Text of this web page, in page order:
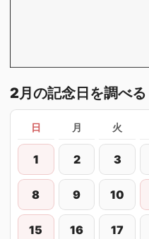
2月の記念日を調べる
日 月 火
1 2 3
8 9 10
15 16 17